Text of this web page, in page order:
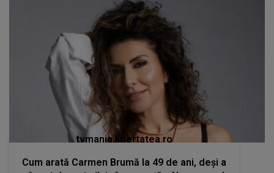
tvmania.libertatea.ro
Cum arată Carmen Brumă la 49 de ani, deși a